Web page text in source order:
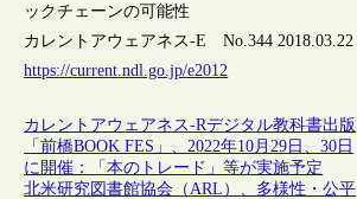
ックチェーンの可能性
カレントアウェアネス-E No.344 2018.03.22
https://current.ndl.go.jp/e2012
カレントアウェアネス-Rデジタル教科書出版
「前橋BOOK FES」、2022年10月29日、30日
に開催：「本のトレード」等が実施予定
北米研究図書館協会（ARL）、多様性・公平